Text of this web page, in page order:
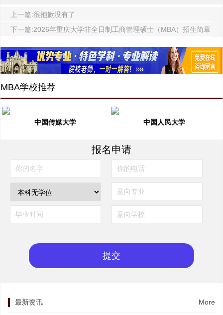
上一篇:很抱歉没有了
下一篇:2026年重庆大学非全日制工商管理硕士（MBA）招生简章
MBA学校推荐
中国传媒大学 中国人民大学
报名申请
最新资讯 More